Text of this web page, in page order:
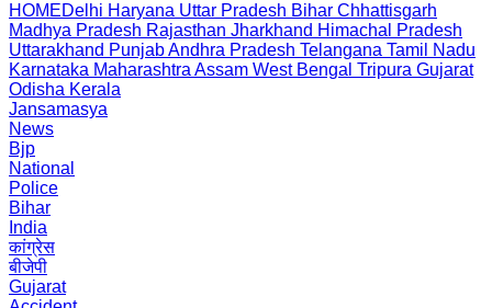
HOMEDelhi Haryana Uttar Pradesh Bihar Chhattisgarh
Madhya Pradesh Rajasthan Jharkhand Himachal Pradesh
Uttarakhand PunjabAndhra Pradesh Telangana Tamil Nadu
Karnataka Maharashtra Assam West Bengal Tripura Gujarat
Odisha Kerala
Jansamasya
News
Bjp
National
Police
Bihar
India
कांग्रेस
बीजेपी
Gujarat